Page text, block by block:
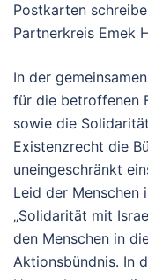
Postkarten
Partnerkreis Emek
In der
für die betroffenen
sowie die
Existenzrecht die
uneingeschränkt
Leid der Menschen
„Solidarität mit
den Menschen in
Aktionsbündnis. In